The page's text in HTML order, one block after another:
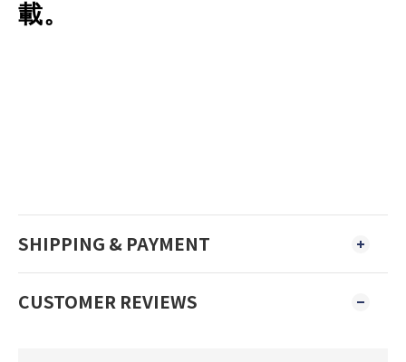
載。
SHIPPING & PAYMENT
CUSTOMER REVIEWS